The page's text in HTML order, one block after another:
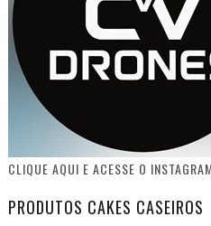
CLIQUE AQUI E ACESSE O
PRODUTOS CAKES CASEIROS